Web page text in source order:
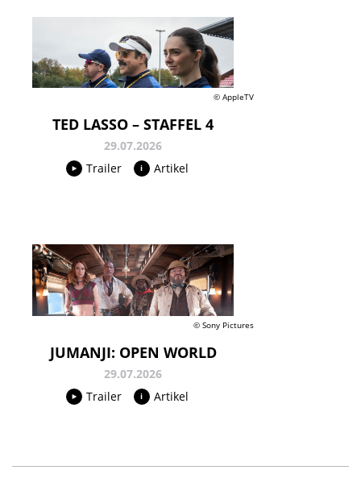
© AppleTV
TED LASSO – STAFFEL 4
29.07.2026
Trailer
Artikel
© Sony Pictures
JUMANJI: OPEN WORLD
29.07.2026
Trailer
Artikel